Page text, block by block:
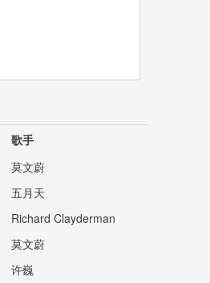
歌手
莫文蔚
五月天
Richard Clayderman
莫文蔚
许巍